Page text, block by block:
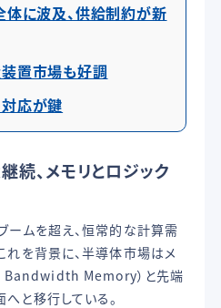
に波及、供給制約が新
置市場も好調
応が鍵
続、メモリとロジック
ムを超え、恒常的な計算需
れを背景に、半導体市場はメ
Bandwidth Memory）と先端
と移行している。